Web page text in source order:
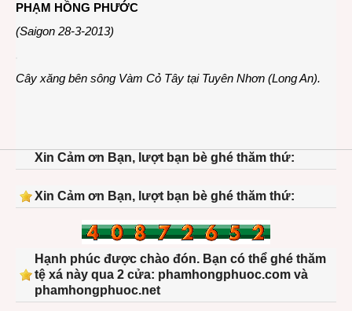
PHẠM HỒNG PHƯỚC
(Saigon 28-3-2013)
Cây xăng bên sông Vàm Cỏ Tây tại Tuyên Nhơn (Long An).
Xin Cảm ơn Bạn, lượt bạn bè ghé thăm thứ:
Xin Cảm ơn Bạn, lượt bạn bè ghé thăm thứ:
Hạnh phúc được chào đón. Bạn có thể ghé thăm
tệ xá này qua 2 cửa: phamhongphuoc.com và
phamhongphuoc.net